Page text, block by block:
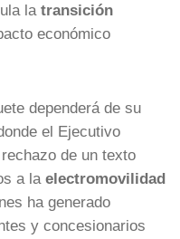
la transición
económico
dependerá de su
el Ejecutivo
de un texto
a la electromovilidad
ha generado
y concesionarios